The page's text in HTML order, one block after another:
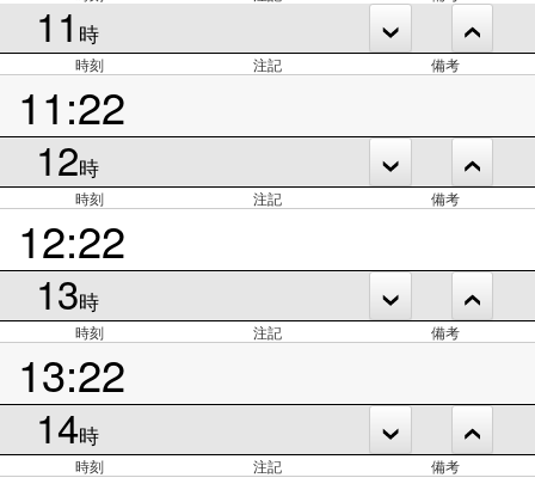
11 時
時刻 注記 備考
11:22
12時
時刻 注記 備考
12:22
13時
時刻 注記 備考
13:22
14時
時刻 注記 備考